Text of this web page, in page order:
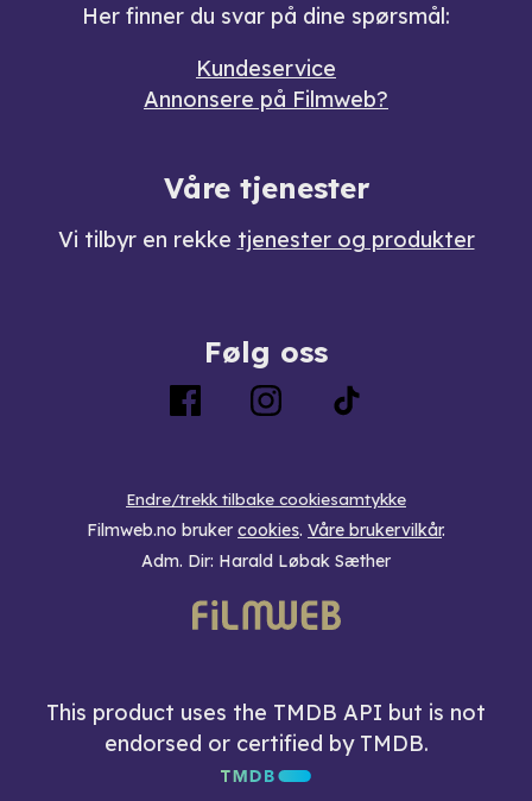
Her finner du svar på dine spørsmål:
Kundeservice
Annonsere på Filmweb?
Våre tjenester
Vi tilbyr en rekke tjenester og produkter
Følg oss
Endre/trekk tilbake cookiesamtykke
Filmweb.no bruker cookies. Våre brukervilkår.
Adm. Dir: Harald Løbak Sæther
This product uses the TMDB API but is not
endorsed or certified by TMDB.